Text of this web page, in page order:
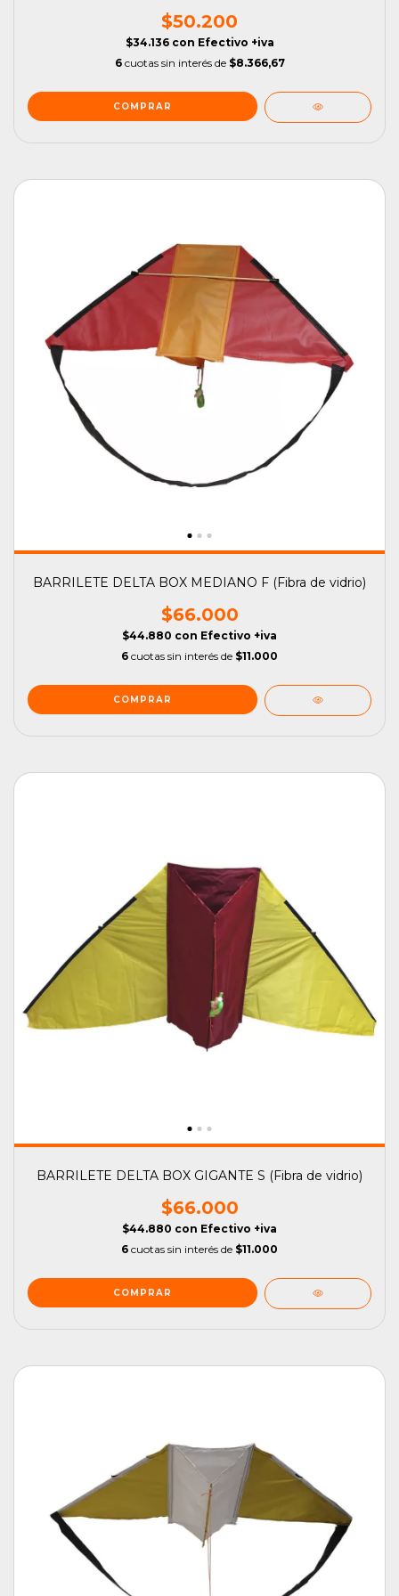
$50.200
$34.136 con Efectivo +iva
6 cuotas sin interés de $8.366,67
BARRILETE DELTA BOX MEDIANO F (Fibra de vidrio)
$66.000
$44.880 con Efectivo +iva
6 cuotas sin interés de $11.000
BARRILETE DELTA BOX GIGANTE S (Fibra de vidrio)
$66.000
$44.880 con Efectivo +iva
6 cuotas sin interés de $11.000